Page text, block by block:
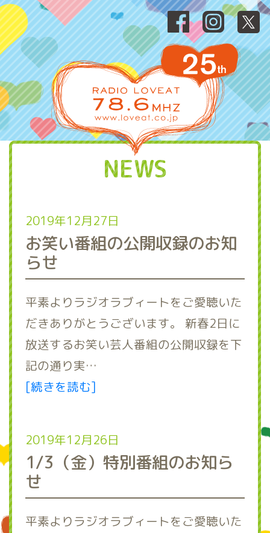
NEWS
2019年12月27日
お笑い番組の公開収録のお知
らせ
平素よりラジオラブィートをご愛聴いた
だきありがとうございます。 新春2日に
放送するお笑い芸人番組の公開収録を下
記の通り実…
[続きを読む]
2019年12月26日
1/3（金）特別番組のお知ら
せ
平素よりラジオラブィートをご愛聴いた